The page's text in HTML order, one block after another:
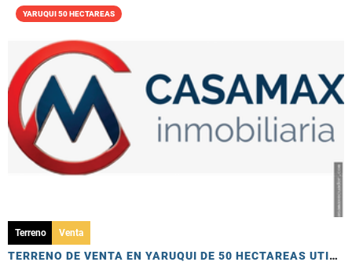
YARUQUI 50 HECTAREAS
Terreno Venta
TERRENO DE VENTA EN YARUQUI DE 50 HECTAREAS UTILES